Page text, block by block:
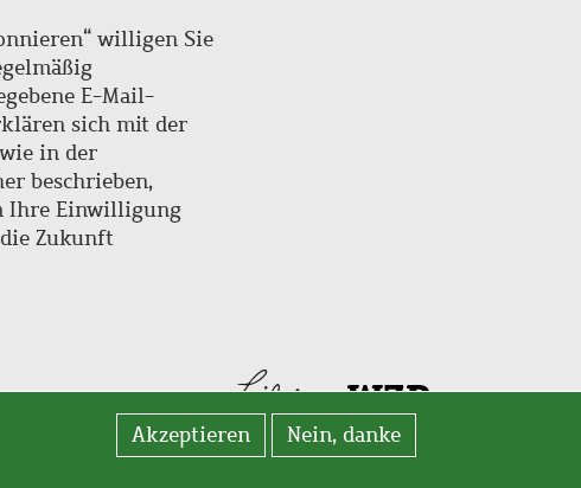
willigen Sie
E-Mail-
sich mit der
in der
beschrieben,
Ihre Einwilligung
Zukunft
Akzeptieren Nein, danke